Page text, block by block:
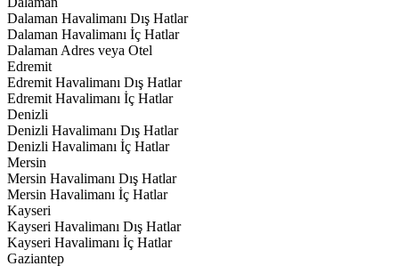
Dalaman Havalimanı Dış Hatlar
Dalaman Havalimanı İç Hatlar
Dalaman Adres veya Otel
Edremit
Edremit Havalimanı Dış Hatlar
Edremit Havalimanı İç Hatlar
Denizli
Denizli Havalimanı Dış Hatlar
Denizli Havalimanı İç Hatlar
Mersin
Mersin Havalimanı Dış Hatlar
Mersin Havalimanı İç Hatlar
Kayseri
Kayseri Havalimanı Dış Hatlar
Kayseri Havalimanı İç Hatlar
Gaziantep